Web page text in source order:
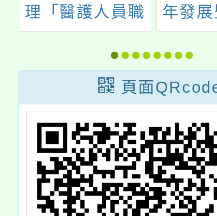
理「醫護人員職
場體驗暨入學說
明會」及校園參
觀日等活動
年發
育中
「自
理治
展體
頁面